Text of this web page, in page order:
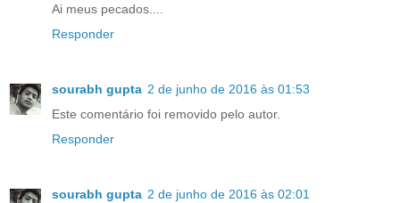
Ai meus pecados....
Responder
sourabh gupta 2 de junho de 2016 às 01:53
Este comentário foi removido pelo autor.
Responder
sourabh gupta 2 de junho de 2016 às 02:01